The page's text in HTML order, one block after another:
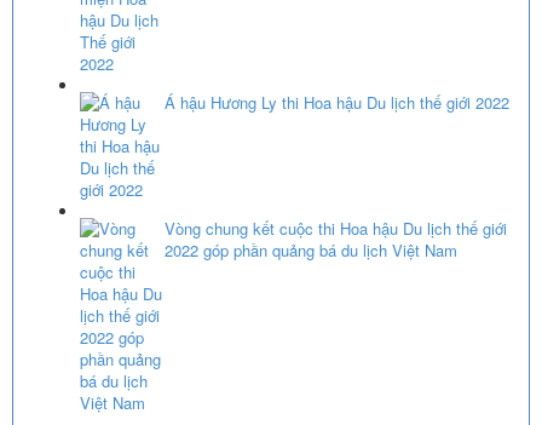
Á hậu Hương Ly thi Hoa hậu Du lịch thế giới 2022
Vòng chung kết cuộc thi Hoa hậu Du lịch thế giới
2022 góp phần quảng bá du lịch Việt Nam